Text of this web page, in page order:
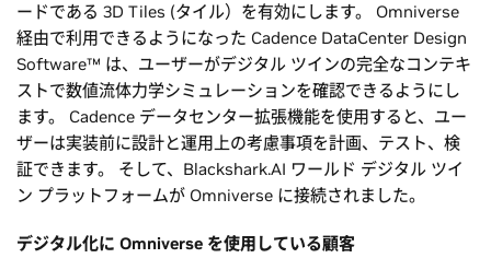
ードである 3D Tiles (タイル）を有効にします。 Omniverse
経由で利用できるようになった Cadence DataCenter Design
Software™ は、ユーザーがデジタル ツインの完全なコンテキ
ストで数値流体力学シミュレーションを確認できるようにし
ます。 Cadence データセンター拡張機能を使用すると、ユー
ザーは実装前に設計と運用上の考慮事項を計画、テスト、検
証できます。 そして、Blackshark.AI ワールド デジタル ツイ
ン プラットフォームが Omniverse に接続されました。
デジタル化に Omniverse を使用している顧客